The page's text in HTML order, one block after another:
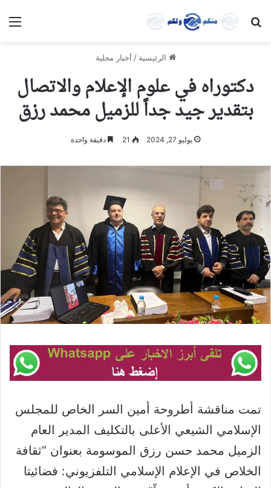
بحث عن
الرئيسية / أخبار محلية
دكتوراه في علوم الإعلام والاتصال
بتقدير جيد جداً للزميل محمد رزق
يوليو 27, 2024 21 دقيقة واحدة
تمت مناقشة أطروحة أمين السر الخاص للمجلس
الإسلامي الشيعي الأعلى بالتكليف المدير العام
الزميل محمد حسن رزق الموسومة بعنوان “ثقافة
الخلاص في الإعلام الإسلامي التلفزيوني: فضائيتا